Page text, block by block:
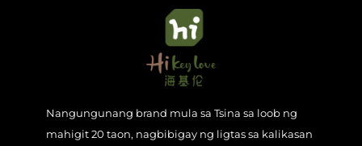
Nangungunang brand mula sa Tsina sa loob ng
mahigit 20 taon, nagbibigay ng ligtas sa kalikasan